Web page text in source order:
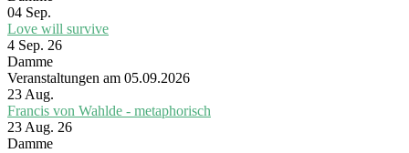
04 Sep.
Love will survive
4 Sep. 26
Damme
Veranstaltungen am 05.09.2026
23Aug.
Francis von Wahlde - metaphorisch
23 Aug. 26
Damme